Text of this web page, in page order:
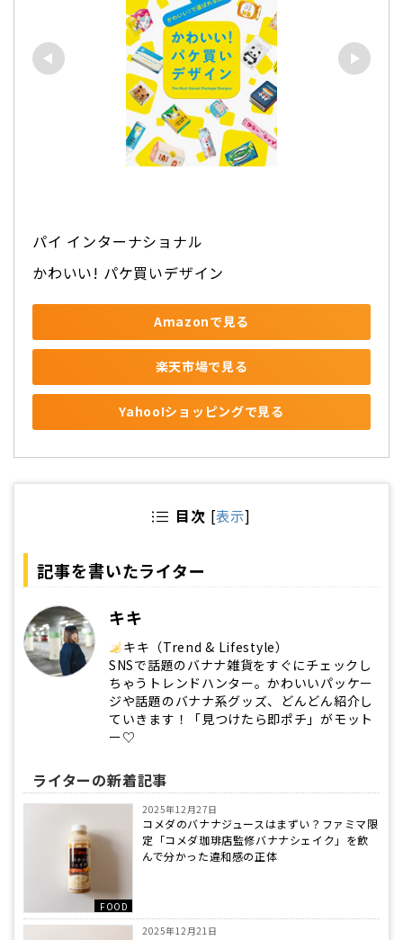
パイ インターナショナル
かわいい! パケ買いデザイン
Amazonで見る
楽天市場で見る
Yahoo!ショッピングで見る
目次 [表示]
記事を書いたライター
キキ
キキ（Trend & Lifestyle）
SNSで話題のバナナ雑貨をすぐにチェックし
ちゃうトレンドハンター。かわいいパッケー
ジや話題のバナナ系グッズ、どんどん紹介し
ていきます！「見つけたら即ポチ」がモット
ー♡
ライターの新着記事
FOOD
2025年12月27日
コメダのバナナジュースはまずい？ファミマ限
定「コメダ珈琲店監修バナナシェイク」を飲
んで分かった違和感の正体
2025年12月21日